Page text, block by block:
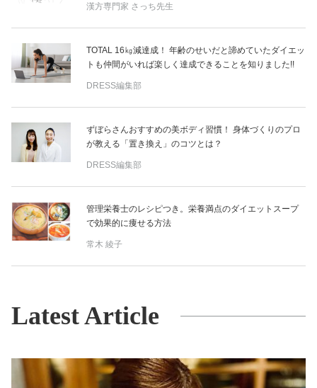
漢方専門家 さっち先生
TOTAL 16㎏減達成！ 年齢のせいだと諦めていたダイエッ
トも仲間がいれば楽しく達成できることを知りました!!
DRESS編集部
ずぼらさんおすすめの美ボディ習慣！ 身体づくりのプロ
が教える「置き換え」のコツとは？
DRESS編集部
管理栄養士のレシピつき。栄養満点のダイエットスープ
で効果的に痩せる方法
常木 綾子
Latest Article